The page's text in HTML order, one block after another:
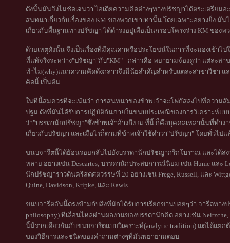
ดังนั้นมันจึงไม่ชัดเจนว่า ไอเดียความคิดต่างๆทางปรัชญาได้ตระเตรียม
สนทนาเกี่ยวกับเรื่องของ KM ของพวกเขาเท่านั้น โดยเฉพาะอย่างยิ่ง มั
เกี่ยวกับพื้นฐานทางปรัชญา ได้ดำรงอยู่เพื่อเป็นกรอบโครงร่าง KM ของพ
ด้วยเหตุดังนั้น จึงเป็นเรื่องที่มีคุณค่าหรือประโยชน์ในการที่จะมองเข้าไ
ที่แท้จริงระหว่าง"ปรัชญา"กับ"KM" - กล่าวคือ พยายามจ้องดูว่า แต่ละส
ทำไม(why)แนวความคิดดังกล่าวจึงมีนัยสำคัญสำหรับแต่ละสาขาวิชา แ
คิดนี้ เป็นต้น
ในที่นี้สมควรที่จะเน้นว่า การสนทนาของข้าพเจ้าจะโฟกัสลงไปที่ความสั
ปฐม ดังที่มันได้รับการปฏิบัติกันภายในขนบประเพณีของการวิเคราะห์แบ
ว่า"บรรดานักปรัชญา"ซึ่งข้าพเจ้าอ้างถึง ณ ที่นี้ ก็คือบุคคลเหล่านั้นที่ทำง
เกี่ยวกับปรัชญา และเมื่อไรก็ตามที่ข้าพเจ้าใช้คำว่า"ปรัชญา" โดยทั่วไป
ขนบจารีตนี้ได้ย้อนรอยกลับไปยังบรรดานักปรัชญากรีกโบราณ และได้ส่
หลาย อย่างเช่น Descartes; บรรดานักประสบการณ์นิยม เช่น Hume แล
นักปรัชญาราวต้นคริสตศตวรรษที่ 20 อย่างเช่น Frege, Russell, และ
Quine, Davidson, Kripke, และ Rawls
ขนบจารีตอันนี้ตรงข้ามกับสิ่งที่มักได้รับการเรียกขานบ่อยๆว่า จารีตทาง
philosophy) ที่เลื่อนไหลผ่านผลงานของบรรดานักคิด อย่างเช่น Neitzche,
นี้มีรากเดียวกันกับขนบจารีตแบบวิเคราะห์(analytic tradition) แต่ได้แย
ของวิธีการและชนิดของคำถามต่างๆที่มันพยายามตอบ